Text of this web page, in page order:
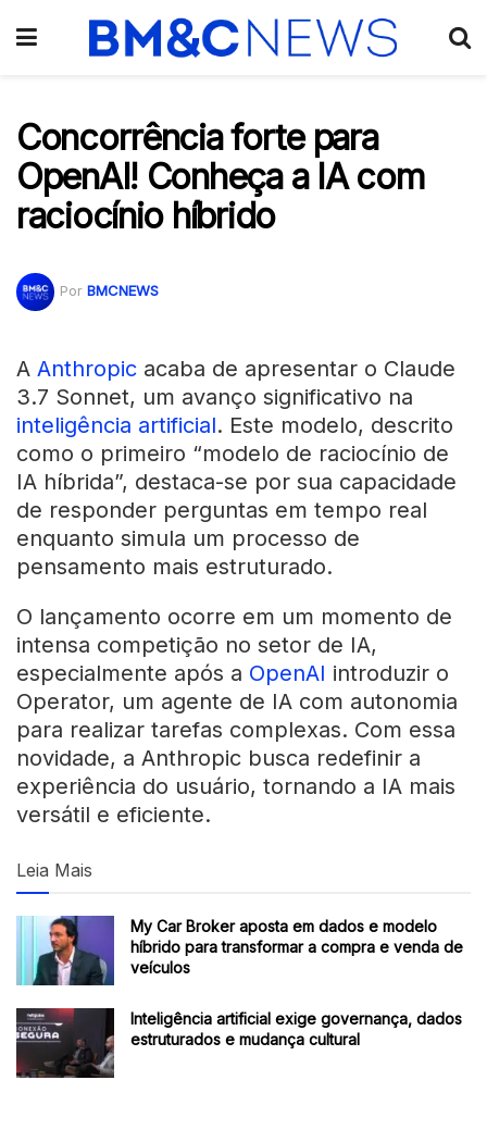
Concorrência forte para
OpenAI! Conheça a IA com
raciocínio híbrido
Por BMCNEWS
A Anthropic acaba de apresentar o Claude
3.7 Sonnet, um avanço significativo na
inteligência artificial. Este modelo, descrito
como o primeiro “modelo de raciocínio de
IA híbrida”, destaca-se por sua capacidade
de responder perguntas em tempo real
enquanto simula um processo de
pensamento mais estruturado.
O lançamento ocorre em um momento de
intensa competição no setor de IA,
especialmente após a OpenAI introduzir o
Operator, um agente de IA com autonomia
para realizar tarefas complexas. Com essa
novidade, a Anthropic busca redefinir a
experiência do usuário, tornando a IA mais
versátil e eficiente.
Leia Mais
My Car Broker aposta em dados e modelo
híbrido para transformar a compra e venda de
veículos
Inteligência artificial exige governança, dados
estruturados e mudança cultural